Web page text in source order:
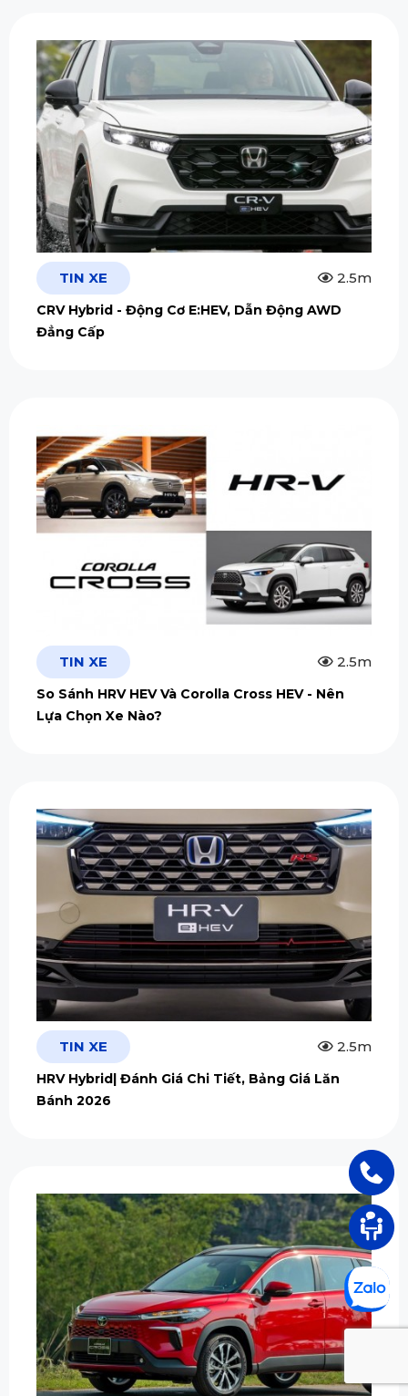
TIN XE 2.5m
CRV Hybrid - Động Cơ E:HEV, Dẫn Động AWD
Đẳng Cấp
TIN XE 2.5m
So Sánh HRV HEV Và Corolla Cross HEV - Nên
Lựa Chọn Xe Nào?
TIN XE 2.5m
HRV Hybrid| Đánh Giá Chi Tiết, Bảng Giá Lăn
Bánh 2026